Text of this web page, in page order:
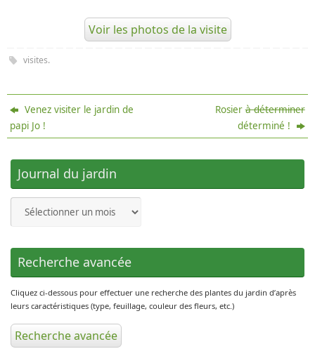
Voir les photos de la visite
visites.
Venez visiter le jardin de
papi Jo !
Rosierà déterminer
déterminé !
Journal du jardin
Journal
Recherche avancée
Cliquez ci-dessous pour effectuer une recherche des plantes du jardin d’après
leurs caractéristiques (type, feuillage, couleur des fleurs, etc.)
Recherche avancée